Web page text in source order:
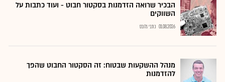
הבכיר שרואה הזדמנות בסקטור חבוט - ועוד כתבות על
השווקים
01.08.2026 כתבי גלובס
מנהל ההשקעות שבטוח: זה הסקטור החבוט שהפך
להזדמנות